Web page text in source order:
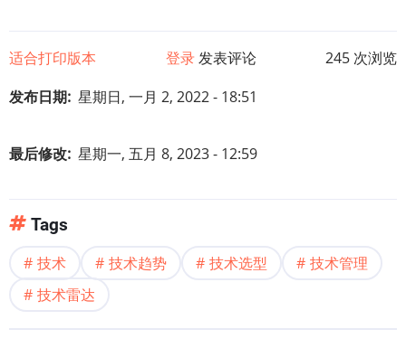
适合打印版本 登录发表评论
245 次浏览
发布日期 星期日, 一月 2, 2022 - 18:51
最后修改 星期一, 五月 8, 2023 - 12:59
Tags
技术 技术趋势 技术选型
技术管理
技术雷达